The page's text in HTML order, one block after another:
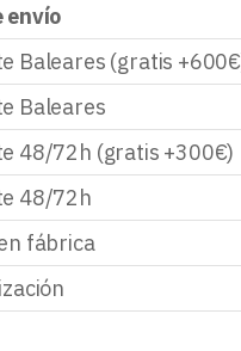
envío
Baleares (gratis
Baleares
48/72h (gratis +300€)
48/72h
fábrica